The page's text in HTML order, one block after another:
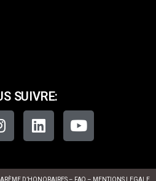
SUIVRE:
D’HONORAIRES– FAQ – MENTIONS LEGALE